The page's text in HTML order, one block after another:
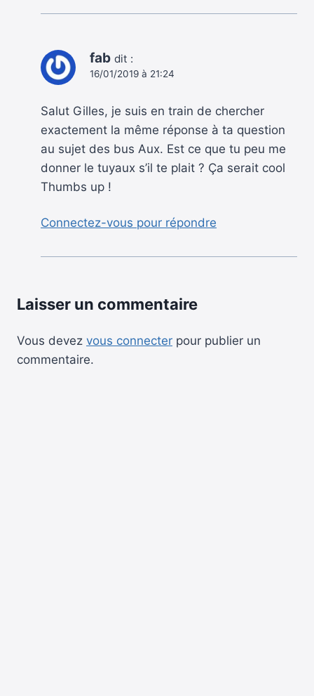
fab dit :
16/01/2019 à 21:24
Salut Gilles, je suis en train de chercher
exactement la même réponse à ta question
au sujet des bus Aux. Est ce que tu peu me
donner le tuyaux s’il te plait ? Ça serait cool
Thumbs up !
Connectez-vous pour répondre
Laisser un commentaire
Vous devez vous connecter pour publier un
commentaire.